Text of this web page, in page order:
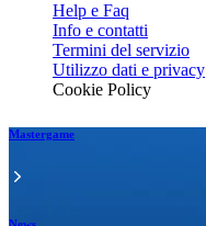
Help e Faq
Info e contatti
Termini del servizio
Utilizzo dati e privacy
Cookie Policy
Mastergame